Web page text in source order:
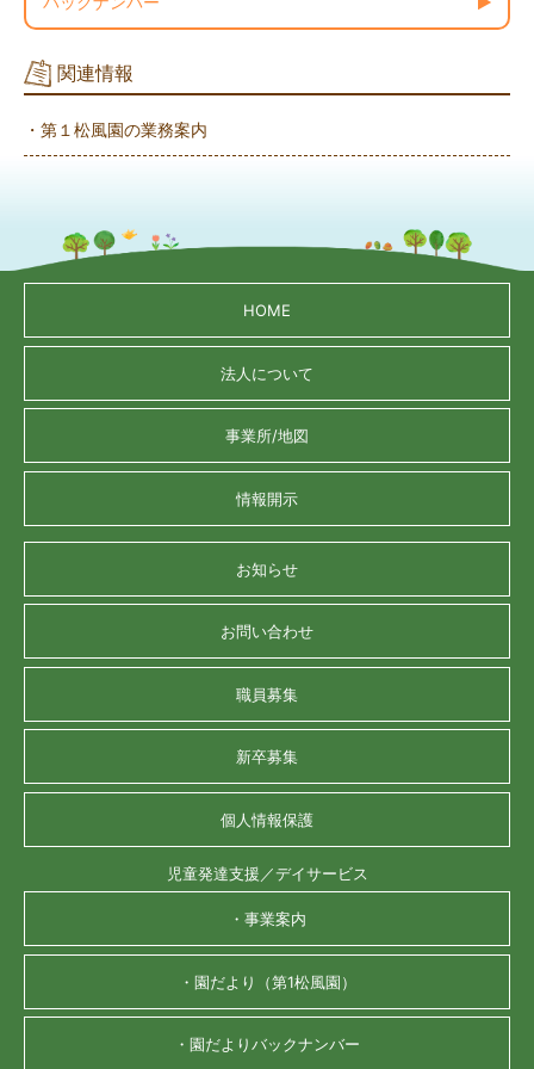
関連情報
・第１松風園の業務案内
HOME
法人について
事業所/地図
情報開示
お知らせ
お問い合わせ
職員募集
新卒募集
個人情報保護
児童発達支援／デイサービス
・事業案内
・園だより（第1松風園）
・園だよりバックナンバー